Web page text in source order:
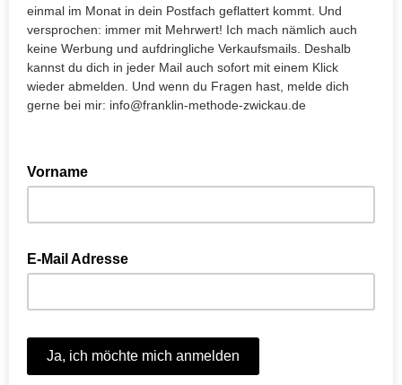
einmal im Monat in dein Postfach geflattert kommt. Und
versprochen: immer mit Mehrwert! Ich mach nämlich auch
keine Werbung und aufdringliche Verkaufsmails. Deshalb
kannst du dich in jeder Mail auch sofort mit einem Klick
wieder abmelden. Und wenn du Fragen hast, melde dich
gerne bei mir: info@franklin-methode-zwickau.de
Vorname
E-Mail Adresse